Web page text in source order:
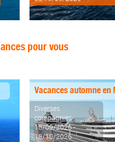
pour vous
Diverses
compagnies
18/09/2026 -
18/10/2026